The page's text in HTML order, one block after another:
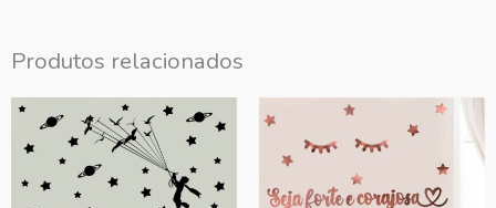
Produtos relacionados